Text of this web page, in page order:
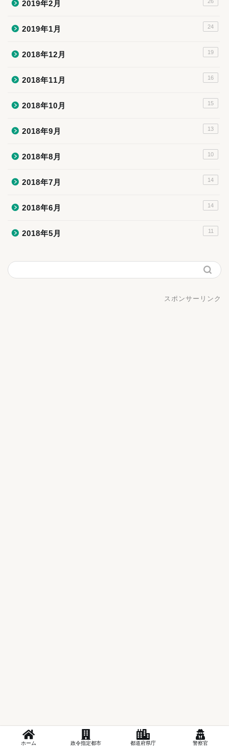
2019年2月 26
2019年1月 24
2018年12月 19
2018年11月 16
2018年10月 15
2018年9月 13
2018年8月 10
2018年7月 14
2018年6月 14
2018年5月 11
スポンサーリンク
ホーム 政令指定都市 都道府県庁 警察官